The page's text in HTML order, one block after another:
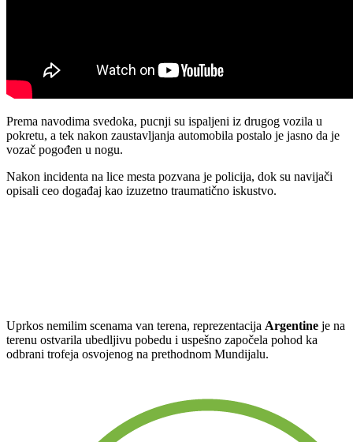
Prema navodima svedoka, pucnji su ispaljeni iz drugog vozila u
pokretu, a tek nakon zaustavljanja automobila postalo je jasno da je
vozač pogođen u nogu.
Nakon incidenta na lice mesta pozvana je policija, dok su navijači
opisali ceo događaj kao izuzetno traumatično iskustvo.
Uprkos nemilim scenama van terena, reprezentacija Argentine je na
terenu ostvarila ubedljivu pobedu i uspešno započela pohod ka
odbrani trofeja osvojenog na prethodnom Mundijalu.